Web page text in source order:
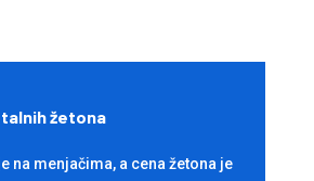
žetona
na menjačima, a cena žetona je